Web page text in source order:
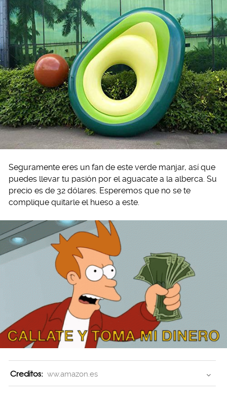
Seguramente eres un fan de este verde manjar, así que
puedes llevar tu pasión por el aguacate a la alberca. Su
precio es de 32 dólares. Esperemos que no se te
complique quitarle el hueso a este.
Creditos: ww.amazon.es